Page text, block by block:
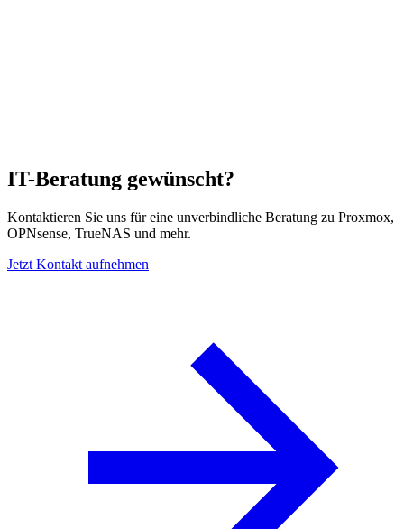
IT-Beratung gewünscht?
Kontaktieren Sie uns für eine unverbindliche Beratung zu Proxmox,
OPNsense, TrueNAS und mehr.
Jetzt Kontakt aufnehmen